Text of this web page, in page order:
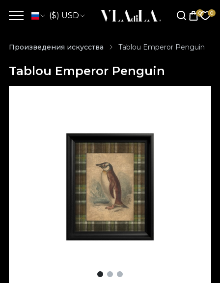
($) USD
Произведения искусства Tablou Emperor Penguin
Tablou Emperor Penguin